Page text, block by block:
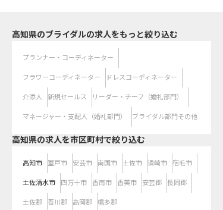
高知県のブライダルの求人をもっと絞り込む
プランナー・コーディネーター
フラワーコーディネーター ドレスコーディネーター
介添人 新規セールス リーダー・チーフ（婚礼部門）
マネージャー・支配人（婚礼部門） ブライダル部門その他
高知県の求人を市区町村で絞り込む
高知市 室戸市 安芸市 南国市 土佐市 須崎市 宿毛市
土佐清水市 四万十市 香南市 香美市 安芸郡 長岡郡
土佐郡 吾川郡 高岡郡 幡多郡